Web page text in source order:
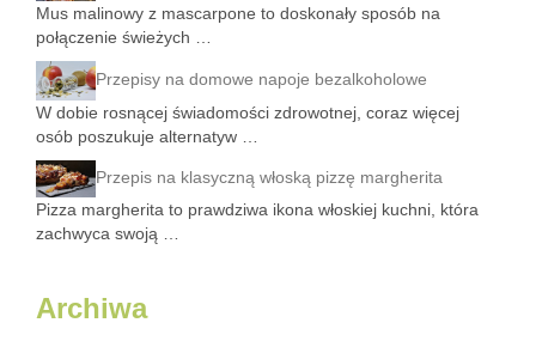
Mus malinowy z mascarpone to doskonały sposób na
połączenie świeżych …
Przepisy na domowe napoje bezalkoholowe
W dobie rosnącej świadomości zdrowotnej, coraz więcej
osób poszukuje alternatyw …
Przepis na klasyczną włoską pizzę margherita
Pizza margherita to prawdziwa ikona włoskiej kuchni, która
zachwyca swoją …
Archiwa